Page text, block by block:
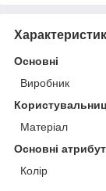
Основні
Виробник
Матеріал
Основні
Колір